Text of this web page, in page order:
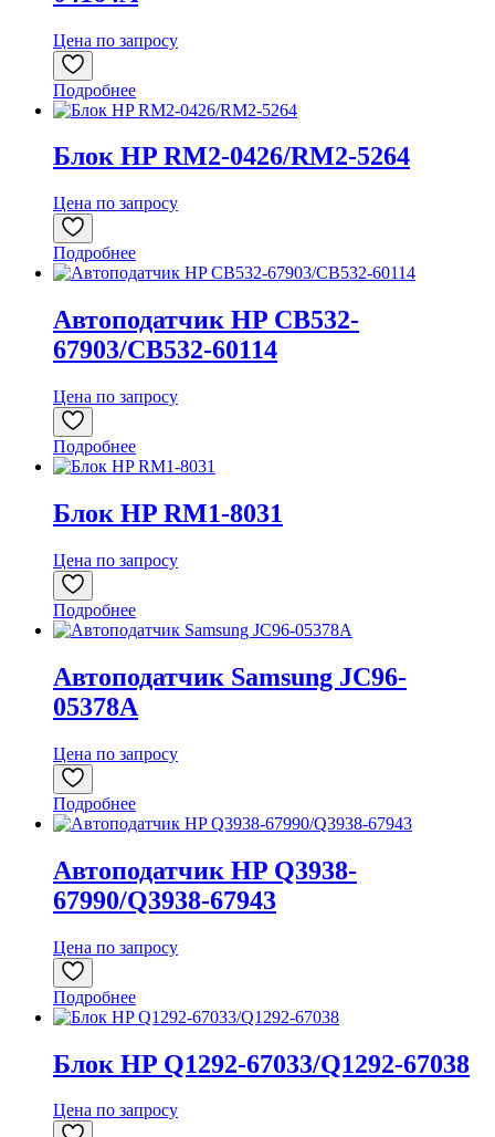
Цена по запросу
Подробнее
Блок HP RM2-0426/RM2-5264
Цена по запросу
Подробнее
Автоподатчик HP CB532-
67903/CB532-60114
Цена по запросу
Подробнее
Блок HP RM1-8031
Цена по запросу
Подробнее
Автоподатчик Samsung JC96-
05378A
Цена по запросу
Подробнее
Автоподатчик HP Q3938-
67990/Q3938-67943
Цена по запросу
Подробнее
Блок HP Q1292-67033/Q1292-67038
Цена по запросу